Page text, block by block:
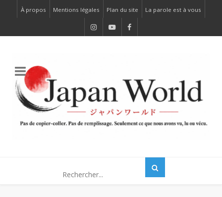
À propos Mentions légales Plan du site La parole est à vous